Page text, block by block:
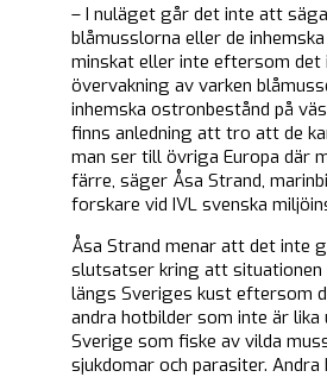
– I nuläget går det inte att
blåmusslorna eller de
minskat eller inte eftersom det
övervakning av varken
inhemska ostronbestånd på
finns anledning att tro att de
man ser till övriga Europa där
färre, säger Åsa Strand,
forskare vid IVL svenska
Åsa Strand menar att det inte
slutsatser kring att situationen
längs Sveriges kust eftersom
andra hotbilder som inte är lika
Sverige som fiske av vilda
sjukdomar och parasiter.